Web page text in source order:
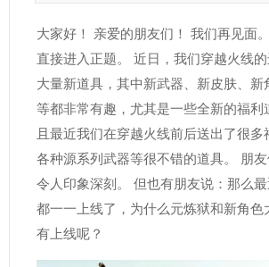
大家好！ 亲爱的朋友们！ 我们再见面
直接进入正题。 近日，我们穿越火线
大量新道具，其中新武器、新皮肤、新
等都非常有趣，尤其是一些全新的福
且最近我们在穿越火线前后送出了很多
各种源系列武器等很不错的道具。 朋
令人印象深刻。 但也有朋友说：那么最
都一一上线了，为什么元炼狱和新角色
有上线呢？